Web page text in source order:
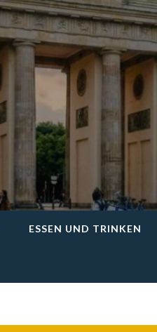
ESSEN UND TRINKEN